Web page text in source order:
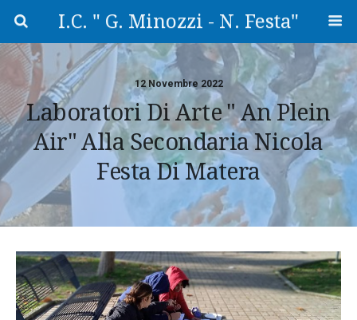
I.C. " G. Minozzi - N. Festa"
12 Novembre 2022
Laboratori Di Arte " An Plein
Air" Alla Secondaria Nicola
Festa Di Matera